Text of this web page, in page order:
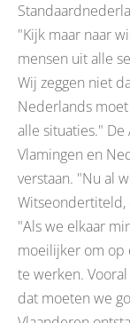
"Kijk maar naar
mensen uit alle
Wij zeggen niet
Nederlands
alle situaties."
Vlamingen en
verstaan. "Nu al
Witseondertiteld,
"Als we elkaar
moeilijker om op
te werken.
dat moeten we